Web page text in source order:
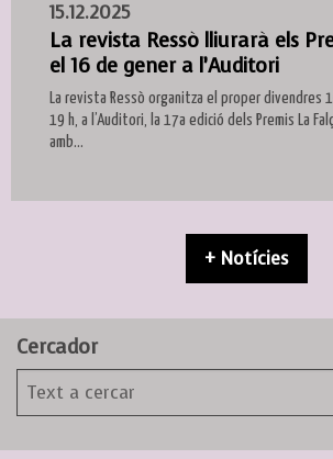
15.12.2025
La revista Ressò lliurarà els
el 16 de gener a l’Auditori
La revista Ressò organitza el proper divendres
19 h, a l’Auditori, la 17a edició dels Premis La
amb...
+ Notícies
Cercador